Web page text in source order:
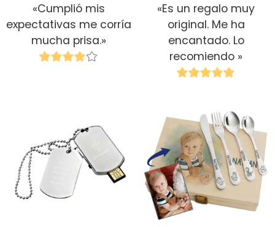
«Cumplió mis
expectativas me corría
mucha prisa.»
«Es un regalo muy
original. Me ha
encantado. Lo
recomiendo »